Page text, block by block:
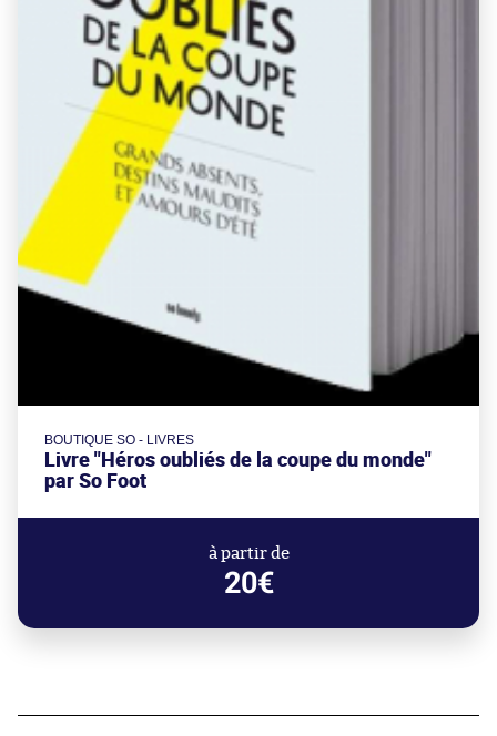
BOUTIQUE SO - LIVRES
Livre "Héros oubliés de la coupe du monde"
par So Foot
à partir de
20€